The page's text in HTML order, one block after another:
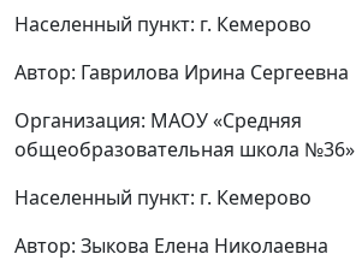
Населенный пункт: г. Кемерово
Автор: Гаврилова Ирина Сергеевна
Организация: МАОУ «Средняя
общеобразовательная школа №36»
Населенный пункт: г. Кемерово
Автор: Зыкова Елена Николаевна